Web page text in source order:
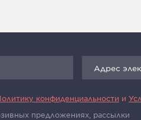
конфиденциальности и
предложениях, рассылки